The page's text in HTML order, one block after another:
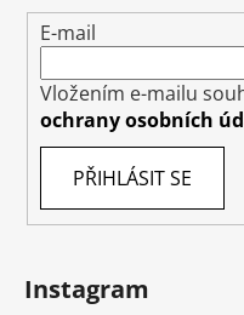
E-mail
Vložením e-mailu
ochrany osobních
PŘIHLÁSIT SE
Instagram